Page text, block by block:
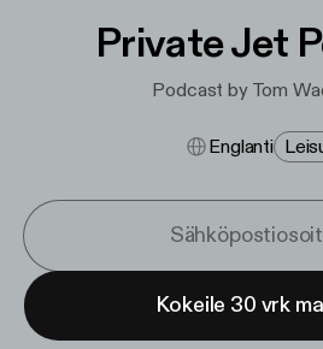
Private Jet
Podcast by Tom
Englanti
Kokeile 30 vrk